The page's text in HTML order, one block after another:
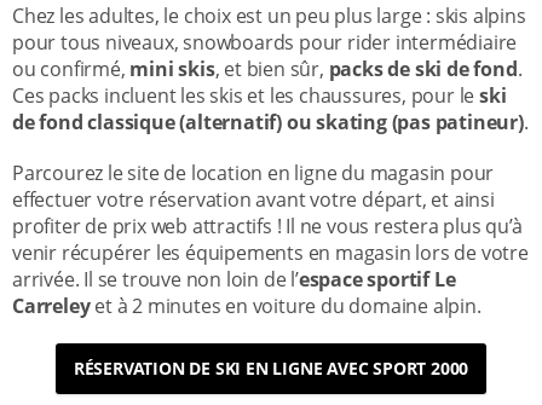
Chez les adultes, le choix est un peu plus large : skis alpins
pour tous niveaux, snowboards pour rider intermédiaire
ou confirmé, mini skis, et bien sûr, packs de ski de fond.
Ces packs incluent les skis et les chaussures, pour leski
de fond classique (alternatif) ou skating (pas patineur).
Parcourez le site de location en ligne du magasin pour
effectuer votre réservation avant votre départ, et ainsi
profiter de prix web attractifs ! Il ne vous restera plus qu’à
venir récupérer les équipements en magasin lors de votre
arrivée. Il se trouve non loin de l’espace sportif Le
Carreleyet à 2 minutes en voiture du domaine alpin.
RÉSERVATION DE SKI EN LIGNE AVEC SPORT 2000